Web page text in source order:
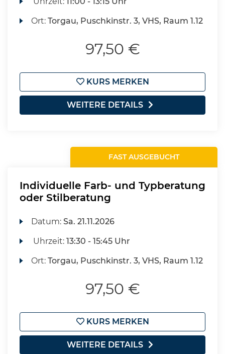
Ort:Torgau, Puschkinstr. 3, VHS, Raum 1.12
97,50 €
KURS MERKEN
WEITERE DETAILS
FAST AUSGEBUCHT
Individuelle Farb- und Typberatung
oder Stilberatung
Datum:Sa. 21.11.2026
Uhrzeit:13:30 - 15:45 Uhr
Ort:Torgau, Puschkinstr. 3, VHS, Raum 1.12
97,50 €
KURS MERKEN
WEITERE DETAILS